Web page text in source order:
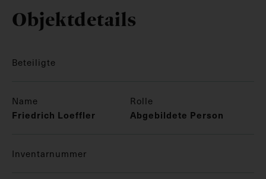
Objektdetails
Beteiligte
Name Rolle
Friedrich Loeffler Abgebildete Person
Inventarnummer